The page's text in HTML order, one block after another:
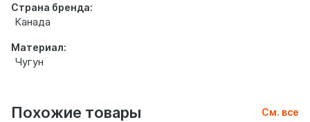
Страна бренда:
Канада
Материал:
Чугун
Похожие товары См. все